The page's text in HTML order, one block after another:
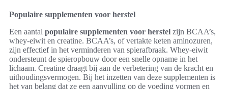
Populaire supplementen voor herstel
Een aantal populaire supplementen voor herstel zijn BCAA’s,
whey-eiwit en creatine. BCAA’s, of vertakte keten aminozuren,
zijn effectief in het verminderen van spierafbraak. Whey-eiwit
ondersteunt de spieropbouw door een snelle opname in het
lichaam. Creatine draagt bij aan de verbetering van de kracht en
uithoudingsvermogen. Bij het inzetten van deze supplementen is
het van belang dat ze een aanvulling op de voeding vormen en